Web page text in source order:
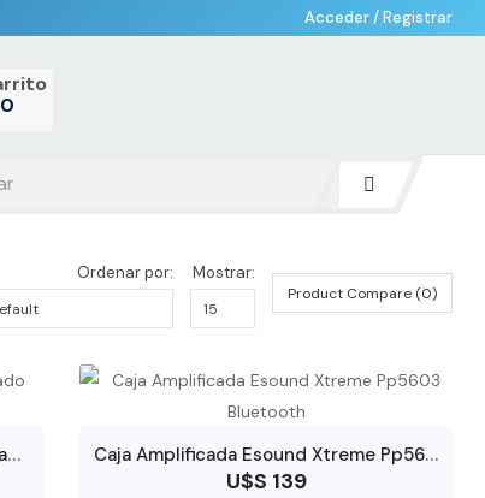
Acceder/Registrar
Ordenar por: Mostrar:
Product Compare (0)
A
spiradora Industrial En Seco O Mojado Marca Total 1400w 30l C
aja Amplificada Esound Xtreme Pp5603 Bluetooth
U$S 139